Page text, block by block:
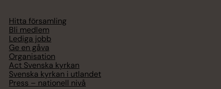
Hitta församling
Bli medlem
Lediga jobb
Ge en gåva
Organisation
Act Svenska kyrkan
Svenska kyrkan i utlandet
Press – nationell nivå